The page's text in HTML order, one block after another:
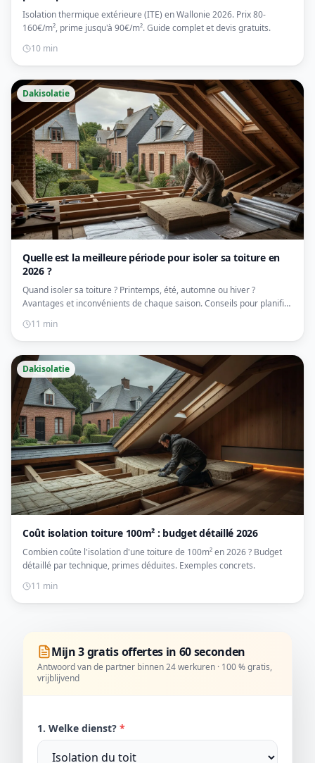
Isolation thermique extérieure (ITE) en Wallonie 2026. Prix 80-
160€/m², prime jusqu'à 90€/m². Guide complet et devis gratuits.
10 min
Dakisolatie
Quelle est la meilleure période pour isoler sa toiture en
2026 ?
Quand isoler sa toiture ? Printemps, été, automne ou hiver ?
Avantages et inconvénients de chaque saison. Conseils pour planifier
11 min
Dakisolatie
Coût isolation toiture 100m² : budget détaillé 2026
Combien coûte l'isolation d'une toiture de 100m² en 2026 ? Budget
détaillé par technique, primes déduites. Exemples concrets.
11 min
Mijn 3 gratis offertes in 60 seconden
Antwoord van de partner binnen 24 werkuren · 100 % gratis,
vrijblijvend
1. Welke dienst? *